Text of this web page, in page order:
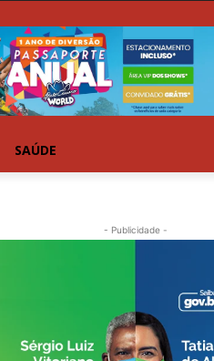
SAÚDE
- Publicidade -